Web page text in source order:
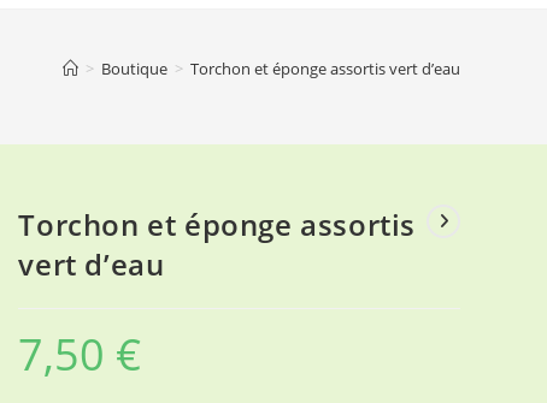
search
> Boutique > Torchon et éponge assortis vert d’eau
Torchon et éponge assortis
vert d’eau
7,50 €